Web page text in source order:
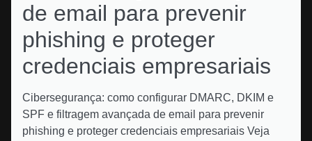
de email para prevenir
phishing e proteger
credenciais empresariais
Cibersegurança: como configurar DMARC, DKIM e
SPF e filtragem avançada de email para prevenir
phishing e proteger credenciais empresariais Veja